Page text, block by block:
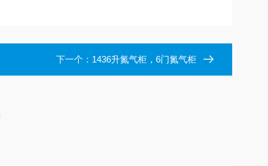
下一个： 1436升氮气柜，6门氮气柜